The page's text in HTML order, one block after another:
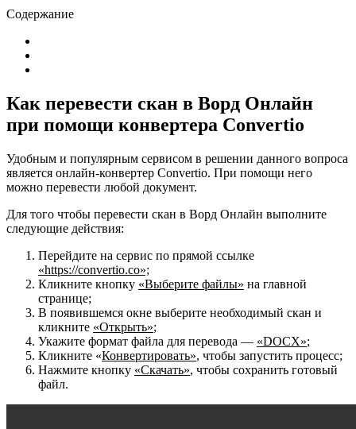
Содержание
Как перевести скан в Ворд Онлайн
при помощи конвертера Convertio
Удобным и популярным сервисом в решении данного вопроса
является онлайн-конвертер Convertio. При помощи него
можно перевести любой документ.
Для того чтобы перевести скан в Ворд Онлайн выполните
следующие действия:
Перейдите на сервис по прямой ссылке
«https://convertio.со»;
Кликните кнопку «Выберите файлы» на главной
странице;
В появившемся окне выберите необходимый скан и
кликните «Открыть»;
Укажите формат файла для перевода — «DOCX»;
Кликните «Конвертировать», чтобы запустить процесс;
Нажмите кнопку «Скачать», чтобы сохранить готовый
файл.